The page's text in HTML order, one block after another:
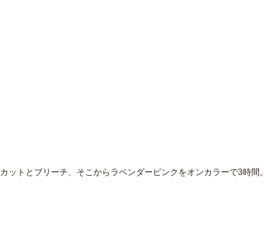
カットとブリーチ、そこからラベンダーピンクをオンカラーで3時間。